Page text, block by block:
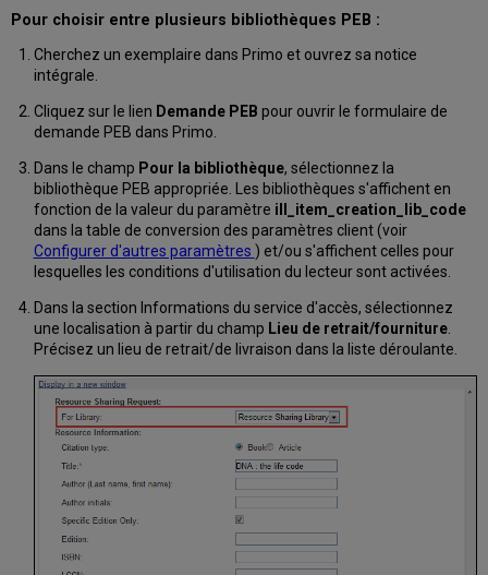
Pour choisir entre plusieurs bibliothèques PEB :
Cherchez un exemplaire dans Primo et ouvrez sa notice
intégrale.
Cliquez sur le lien Demande PEB pour ouvrir le formulaire de
demande PEB dans Primo.
Dans le champ Pour la bibliothèque, sélectionnez la
bibliothèque PEB appropriée. Les bibliothèques s'affichent en
fonction de la valeur du paramètre ill_item_creation_lib_code
dans la table de conversion des paramètres client (voir
Configurer d'autres paramètres ) et/ou s'affichent celles pour
lesquelles les conditions d'utilisation du lecteur sont activées.
Dans la section Informations du service d'accès, sélectionnez
une localisation à partir du champ Lieu de retrait/fourniture.
Précisez un lieu de retrait/de livraison dans la liste déroulante.